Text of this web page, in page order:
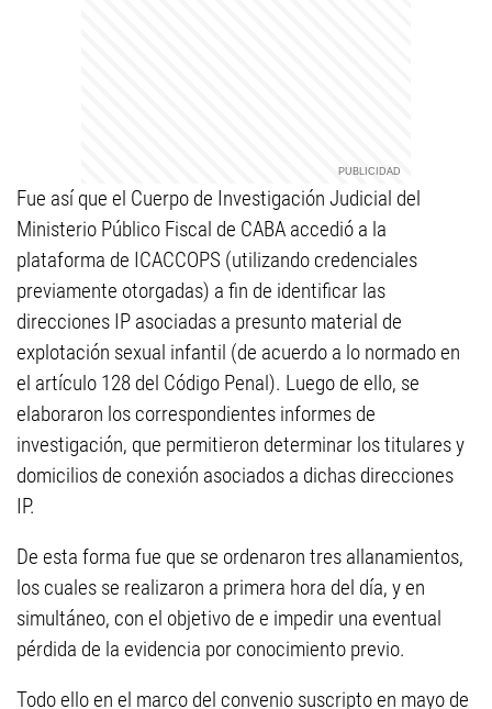
Fue así que el Cuerpo de Investigación Judicial del
Ministerio Público Fiscal de CABA accedió a la
plataforma de ICACCOPS (utilizando credenciales
previamente otorgadas) a fin de identificar las
direcciones IP asociadas a presunto material de
explotación sexual infantil (de acuerdo a lo normado en
el artículo 128 del Código Penal). Luego de ello, se
elaboraron los correspondientes informes de
investigación, que permitieron determinar los titulares y
domicilios de conexión asociados a dichas direcciones
IP.
De esta forma fue que se ordenaron tres allanamientos,
los cuales se realizaron a primera hora del día, y en
simultáneo, con el objetivo de e impedir una eventual
pérdida de la evidencia por conocimiento previo.
Todo ello en el marco del convenio suscripto en mayo de